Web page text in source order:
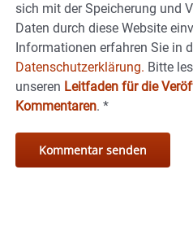
sich mit der Speicherung und
Daten durch diese Website
Informationen erfahren Sie in
Datenschutzerklärung. Bitte
unseren Leitfaden für die
Kommentaren. *